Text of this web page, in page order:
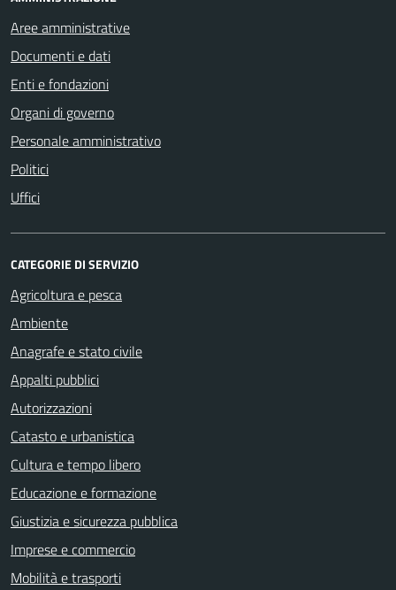
Aree amministrative
Documenti e dati
Enti e fondazioni
Organi di governo
Personale amministrativo
Politici
Uffici
CATEGORIE DI SERVIZIO
Agricoltura e pesca
Ambiente
Anagrafe e stato civile
Appalti pubblici
Autorizzazioni
Catasto e urbanistica
Cultura e tempo libero
Educazione e formazione
Giustizia e sicurezza pubblica
Imprese e commercio
Mobilità e trasporti